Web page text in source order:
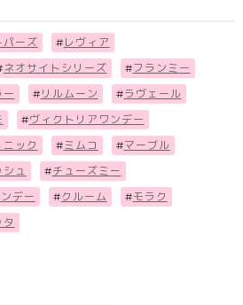
パーズ # レヴィア
ネオサイトシリーズ #フランミー
ー # リルムーン #ラヴェール
#ヴィクトリアワンデー
ック #ミムコ #マーブル
シュ #チューズミー
デー #クルーム #モラク